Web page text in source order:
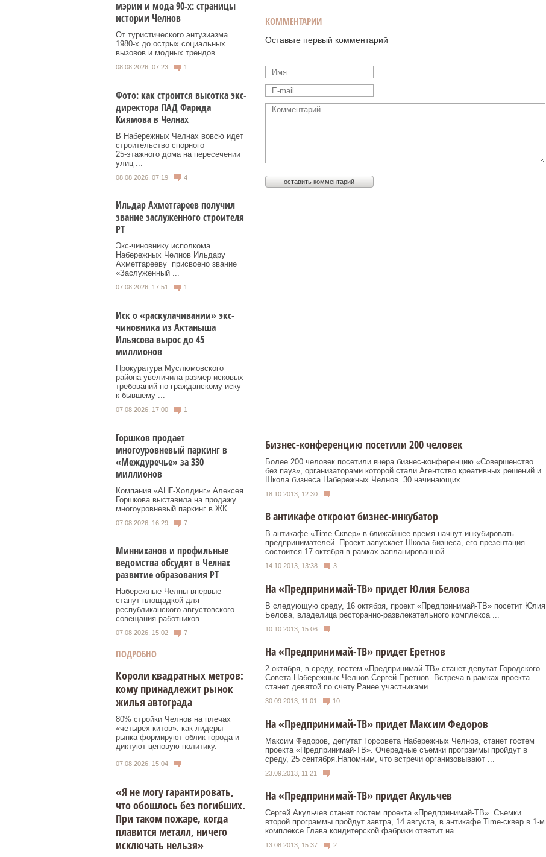
мэрии и мода 90-х: страницы
истории Челнов
От туристического энтузиазма
1980‑х до острых социальных
вызовов и модных трендов ...
08.08.2026, 07:23 1
Фото: как строится высотка экс-
директора ПАД Фарида
Киямова в Челнах
В Набережных Челнах вовсю идет
строительство спорного
25‑этажного дома на пересечении
улиц ...
08.08.2026, 07:19 4
Ильдар Ахметгареев получил
звание заслуженного строителя
РТ
Экс‑чиновнику исполкома
Набережных Челнов Ильдару
Ахметгарееву присвоено звание
«Заслуженный ...
07.08.2026, 17:51 1
Иск о «раскулачивании» экс-
чиновника из Актаныша
Ильясова вырос до 45
миллионов
Прокуратура Муслюмовского
района увеличила размер исковых
требований по гражданскому иску
к бывшему ...
07.08.2026, 17:00 1
Горшков продает
многоуровневый паркинг в
«Междуречье» за 330
миллионов
Компания «АНГ-Холдинг» Алексея
Горшкова выставила на продажу
многоуровневый паркинг в ЖК ...
07.08.2026, 16:29 7
Минниханов и профильные
ведомства обсудят в Челнах
развитие образования РТ
Набережные Челны впервые
станут площадкой для
республиканского августовского
совещания работников ...
07.08.2026, 15:02 7
ПОДРОБНО
Короли квадратных метров:
кому принадлежит рынок
жилья автограда
80% стройки Челнов на плечах
«четырех китов»: как лидеры
рынка формируют облик города и
диктуют ценовую политику.
07.08.2026, 15:04
«Я не могу гарантировать,
что обошлось без погибших.
При таком пожаре, когда
плавится металл, ничего
исключать нельзя»
КОММЕНТАРИИ
Оставьте первый комментарий
Бизнес-конференцию посетили 200 человек
Более 200 человек посетили вчера бизнес-конференцию «Совершенство
без пауз», организаторами которой стали Агентство креативных решений и
Школа бизнеса Набережных Челнов. 30 начинающих ...
18.10.2013, 12:30
В антикафе откроют бизнес-инкубатор
В антикафе «Time Сквер» в ближайшее время начнут инкубировать
предпринимателей. Проект запускает Школа бизнеса, его презентация
состоится 17 октября в рамках запланированной ...
14.10.2013, 13:38 3
На «Предпринимай-ТВ» придет Юлия Белова
В следующую среду, 16 октября, проект «Предпринимай-ТВ» посетит Юлия
Белова, владелица рес­то­ран­но-раз­вле­катель­ного ком­плекса ...
10.10.2013, 15:06
На «Предпринимай-ТВ» придет Еретнов
2 октября, в среду, гостем «Предпринимай-ТВ» станет депутат Городского
Совета Набережных Челнов Сергей Еретнов. Встреча в рамках проекта
станет девятой по счету.Ранее участниками ...
30.09.2013, 11:01 10
На «Предпринимай-ТВ» придет Максим Федоров
Максим Федоров, депутат Горсовета Набережных Челнов, станет гостем
проекта «Предпринимай-ТВ». Очередные съемки программы пройдут в
среду, 25 сентября.Напомним, что встречи организовывают ...
23.09.2013, 11:21
На «Предпринимай-ТВ» придет Акульчев
Сергей Акульчев станет гостем проекта «Предпринимай-ТВ». Съемки
второй программы пройдут завтра, 14 августа, в антикафе Time-сквер в 1-м
комплексе.Глава кондитерской фабрики ответит на ...
13.08.2013, 15:37 2